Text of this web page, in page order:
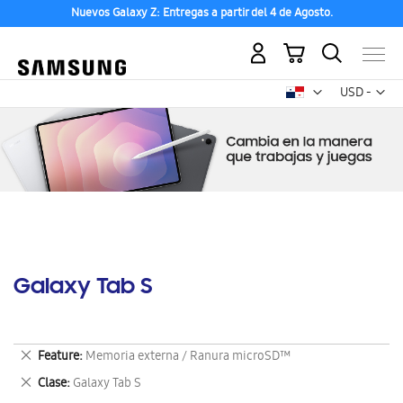
Nuevos Galaxy Z: Entregas a partir del 4 de Agosto.
USD -
dólar
Mi carrito
Galaxy Tab S
Feature Memoria externa / Ranura microSD™
Eliminar
este
artículo
Clase Galaxy Tab S
Eliminar